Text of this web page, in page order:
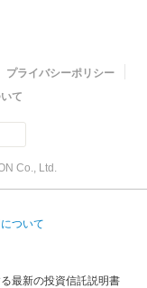
プライバシーポリシー
て
Co., Ltd.
ついて
最新の投資信託説明書